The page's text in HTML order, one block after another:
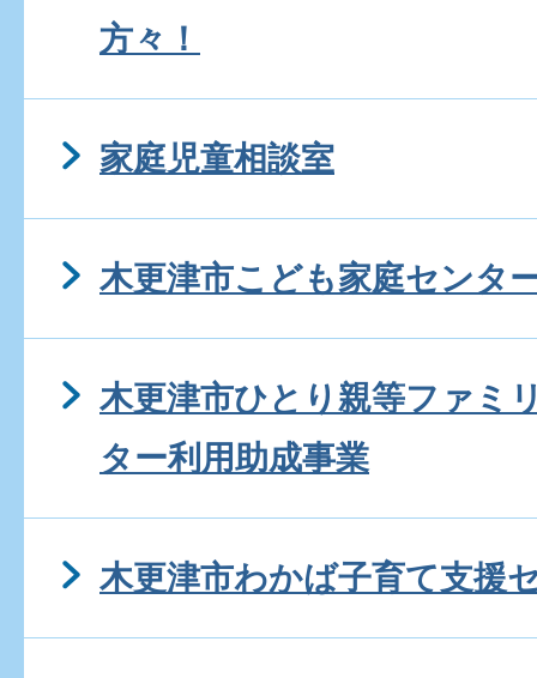
方々！
家庭児童相談室
木更津市こども家庭センタ
木更津市ひとり親等ファミ
ター利用助成事業
木更津市わかば子育て支援